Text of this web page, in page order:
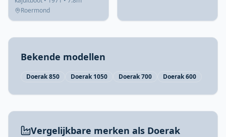
Roermond
Bekende modellen
Doerak 850 Doerak 1050 Doerak 700 Doerak 600
Vergelijkbare merken als Doerak